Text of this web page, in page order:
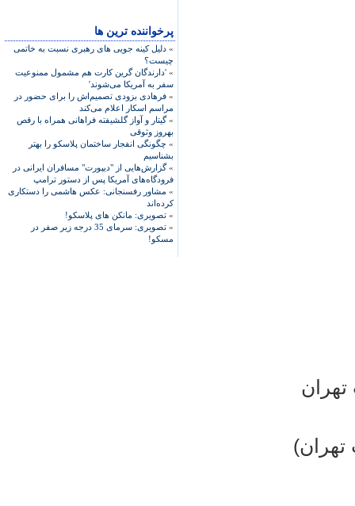
پرخواننده ترین ها
» دلیل کینه جویی های رهبری نسبت به خاتمی
چیست؟
» 'دارندگان گرین کارت هم مشمول ممنوعیت
سفر به آمریکا می‌شوند'
» فرهادی بزودی تصمیم‌اش را برای حضور در
مراسم اسکار اعلام می‌کند
»گیتار و آواز گلشیفته فراهانی همراه با رقص
بهروز وثوقی
» چگونگی انفجار ساختمان پلاسکو را بهتر
بشناسیم
»گزارش‌هایی از "دیپورت" مسافران ایرانی در
فرودگاه‌های آمریکا پس از دستور ترامپ
» مشاور رفسنجانی: عکس هاشمی را دستکاری
کرده‌اند
» تصویری: مانکن های پلاسکو!
»
تصویری: سرمای 35 درجه زیر صفر در
مسکو!